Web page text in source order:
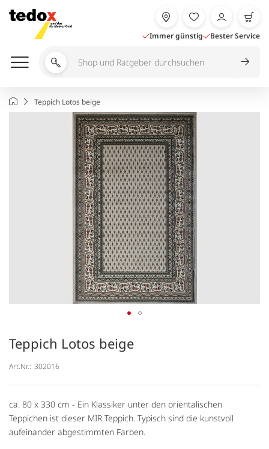
Inhalt
springen
Immer günstig Bester Service
Shop
durchsuchen
StartseiteTeppich Lotos beige
Teppich Lotos beige
Art.Nr.: 302016
ca. 80 x 330 cm - Ein Klassiker unter den orientalischen
Teppichen ist dieser MIR Teppich. Typisch sind die kunstvoll
aufeinander abgestimmten Farben.